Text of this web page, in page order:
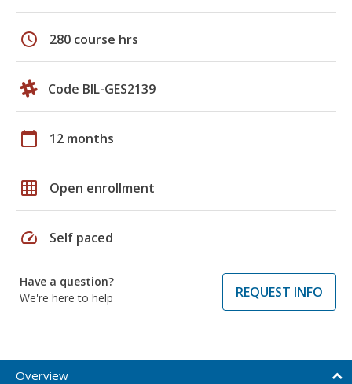
schedule 280 course hrs
Code BIL-GES2139
calendar_today 12 months
grid_on Open enrollment
speed Self paced
Have a question?
We're here to help
REQUEST INFO
Overview